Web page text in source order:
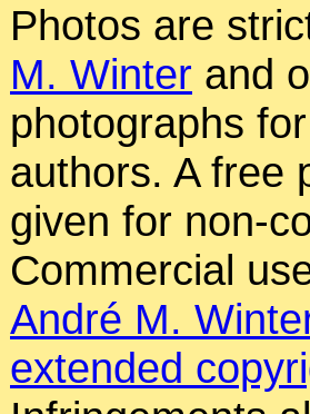
Photos are
M. Winter and
photographs
authors. A free
given for non-
Commercial
André M.
extended